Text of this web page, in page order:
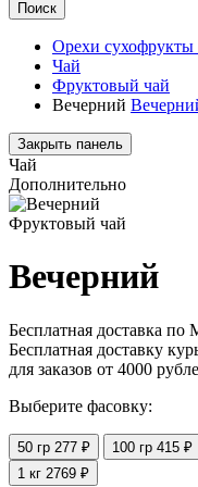
Поиск
Орехи сухофрукты
Чай
Фруктовый чай
Вечерний
Закрыть панель
Чай
Дополнительно
Фруктовый чай
Вечерний
Бесплатная доставка по
Бесплатная доставку
для заказов от 4000
Выберите фасовку:
50 гр 277 ₽ 100 гр 415 ₽
1 кг 2769 ₽